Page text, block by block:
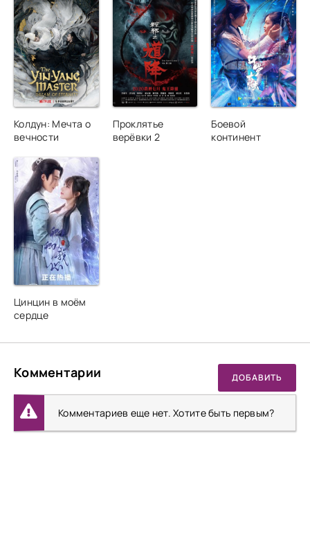
Колдун: Мечта о
вечности
Проклятье
верёвки 2
Боевой
континент
Цинцин в моём
сердце
Комментарии ДОБАВИТЬ
Комментариев еще нет. Хотите быть первым?